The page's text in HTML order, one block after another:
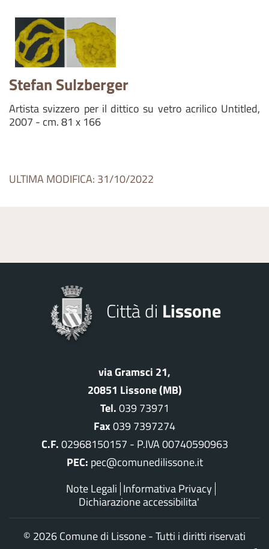
Stefan Sulzberger
Artista svizzero per il dittico su vetro acrilico Untitled,
2007 - cm. 81 x 166
ULTIMA MODIFICA: 31/10/2022
Città di Lissone
via Gramsci 21,
20851 Lissone (MB)
Tel.039 73971
Fax039 7397274
C.F.02968150157 - P.IVA 00740590963
PEC: pec@comunedilissone.it
Note Legali Informativa Privacy
Dichiarazione accessibilita'
© 2026 Comune di Lissone - Tutti i diritti riservati